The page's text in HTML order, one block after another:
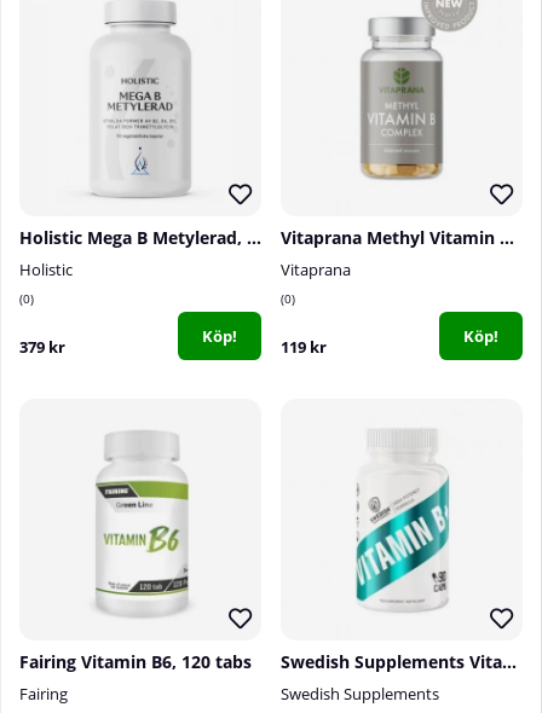
Holistic Mega B Metylerad, 90 caps
Holistic
0
379 kr Köp!
Vitaprana Methyl Vitamin B Complex, 50 caps
Vitaprana
0
119 kr Köp!
Fairing Vitamin B6, 120 tabs
Fairing
Swedish Supplements Vitamin B+, 90 caps
Swedish Supplements